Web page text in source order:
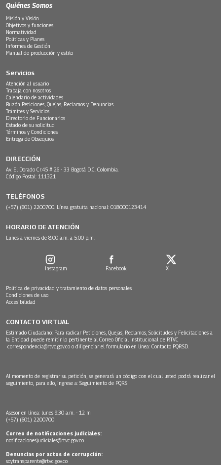
Quiénes Somos
Misión y Visión
Objetivos y funciones
Normatividad
Políticas y Planes
Informes de Gestión
Manual de producción y estilo
Servicios
Atención al usuario
Trabaja con nosotros
Calendario de actividades
Buzón Peticiones, Quejas, Reclamos y Denuncias
Trámites y Servicios
Directorio de Funcionarios
Estado de su solicitud
Términos y Condiciones
Entrega de Obsequios
DIRECCIÓN
Av. El Dorado Cr.45 # 26 - 33 Bogotá D.C. Colombia.
Código Postal: 111321
TELÉFONOS
(+57) (601) 2200700. Línea gratuita nacional: 018000123414
HORARIO DE ATENCIÓN
Lunes a viernes de 8:00 a.m. a 5:00 p.m.
Instagram Facebook X
Política de privacidad y tratamiento de datos personales
Condiciones de uso
Accesibilidad
CONTACTO VIRTUAL
Estimado Ciudadano: Para radicar Peticiones, Quejas, Reclamos, Solicitudes y Felicitaciones a
la Entidad puede remitir lo pertinente al Correo Oficial Institucional de RTVC
correspondencia@rtvc.gov.co o diligenciar el formulario en línea: Contacto PQRSD.
Al momento de registrar su petición, se generará un código con el cual usted podrá realizar el
seguimiento, para ello, ingrese a: Seguimiento de PQRS
Asesor en línea: lunes 9:30 a.m. - 12 m
(+57) (601) 2200700
Correo de notificaciones judiciales:
notificacionesjudiciales@rtvc.gov.co
Denuncias por actos de corrupción:
soytransparente@rtvc.gov.co